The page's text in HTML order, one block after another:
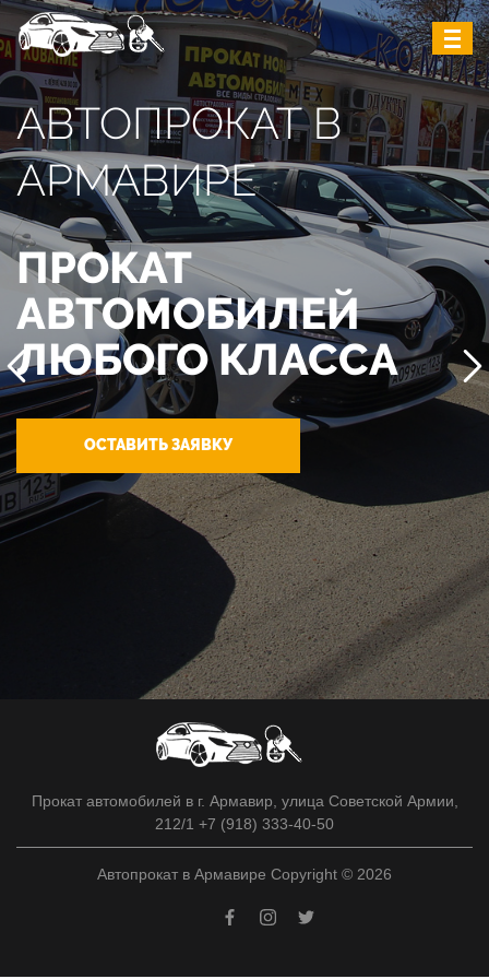
АВТОПРОКАТ В
АРМАВИРЕ
ПРОКАТ
АВТОМОБИЛЕЙ
ЛЮБОГО КЛАССА
ОСТАВИТЬ ЗАЯВКУ
Прокат автомобилей в г. Армавир, улица Советской Армии,
212/1 +7 (918) 333-40-50
Автопрокат в Армавире Copyright © 2026